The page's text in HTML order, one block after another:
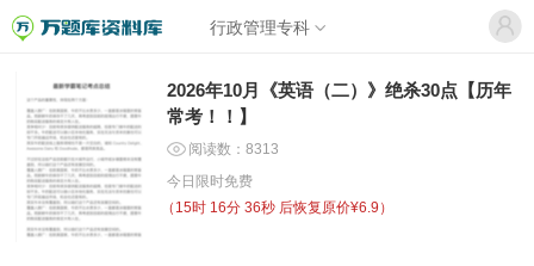
行政管理专科
2026年10月《英语（二）》绝杀30点【历年
常考！！】
阅读数：8313
今日限时免费
（ 15时 16分 36秒 后恢复原价¥6.9）